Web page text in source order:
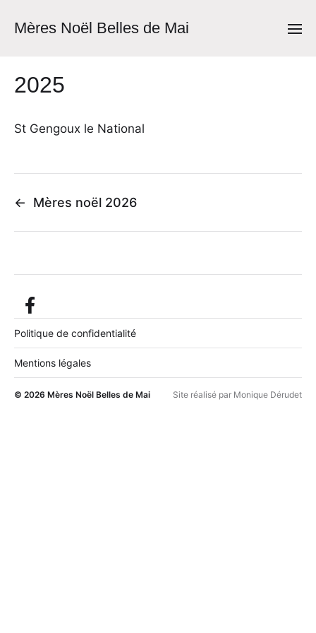
Mères Noël Belles de Mai
2025
St Gengoux le National
← Mères noël 2026
Politique de confidentialité
Mentions légales
© 2026 Mères Noël Belles de Mai Site réalisé par Monique Dérudet